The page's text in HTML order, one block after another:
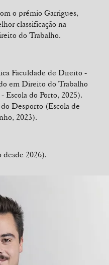
o prémio Garrigues,
classificação na
do Trabalho.
Faculdade de Direito -
em Direito do Trabalho
Escola do Porto, 2025).
Desporto (Escola de
2023).
desde 2026).